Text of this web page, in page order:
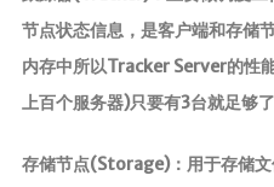
节点状态信息，是客户端和存储
内存中所以Tracker Server的性
上百个服务器)只要有3台就足够了
存储节点(Storage)：用于存储
HaProxy
Minio